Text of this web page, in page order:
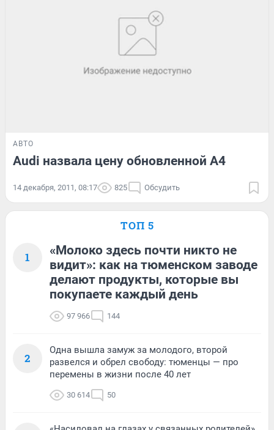
АВТО
Audi назвала цену обновленной A4
14 декабря, 2011, 08:17 825 Обсудить
ТОП 5
1
«Молоко здесь почти никто не
видит»: как на тюменском заводе
делают продукты, которые вы
покупаете каждый день
97 966 144
2
Одна вышла замуж за молодого, второй
развелся и обрел свободу: тюменцы — про
перемены в жизни после 40 лет
30 614 50